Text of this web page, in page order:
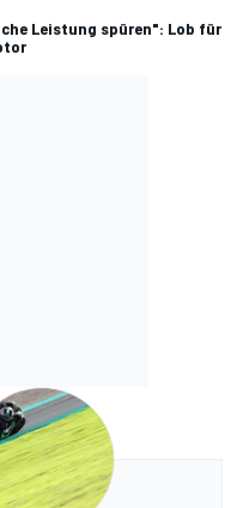
Leistung spüren": Lob für